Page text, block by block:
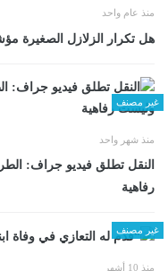
منذ عام واحد
هل تكرار الزلازل الصغيرة
غير مصنف
منذ شهر واحد
​النقل تطلق فيديو جراف:
رفاهية
غير مصنف
منذ 10 أشهر